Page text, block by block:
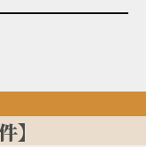
】